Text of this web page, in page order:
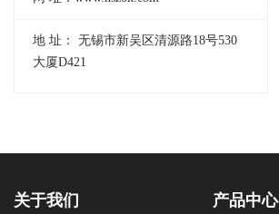
地 址： 无锡市新吴区清源路18号530
大厦D421
关于我们 产品中心